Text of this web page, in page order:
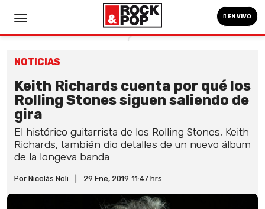
EN VIVO
NOTICIAS
Keith Richards cuenta por qué los
Rolling Stones siguen saliendo de
gira
El histórico guitarrista de los Rolling Stones, Keith
Richards, también dio detalles de un nuevo álbum
de la longeva banda.
Por Nicolás Noli 29 Ene, 2019. 11:47 hrs